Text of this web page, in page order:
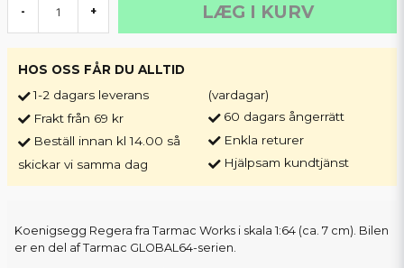
- + LÆG I KURV
HOS OSS FÅR DU ALLTID
1-2 dagars leverans
Frakt från 69 kr
Beställ innan kl 14.00 så
skickar vi samma dag
(vardagar)
60 dagars ångerrätt
Enkla returer
Hjälpsam kundtjänst
Koenigsegg Regera fra Tarmac Works i skala 1:64 (ca. 7 cm). Bilen
er en del af Tarmac GLOBAL64-serien.